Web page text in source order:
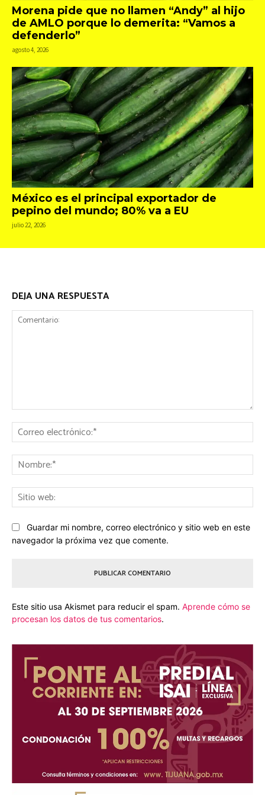
Morena pide que no llamen “Andy” al hijo
de AMLO porque lo demerita: “Vamos a
defenderlo”
agosto 4, 2026
México es el principal exportador de
pepino del mundo; 80% va a EU
julio 22, 2026
DEJA UNA RESPUESTA
Guardar mi nombre, correo electrónico y sitio web en este
navegador la próxima vez que comente.
Este sitio usa Akismet para reducir el spam. Aprende cómo se
procesan los datos de tus comentarios.